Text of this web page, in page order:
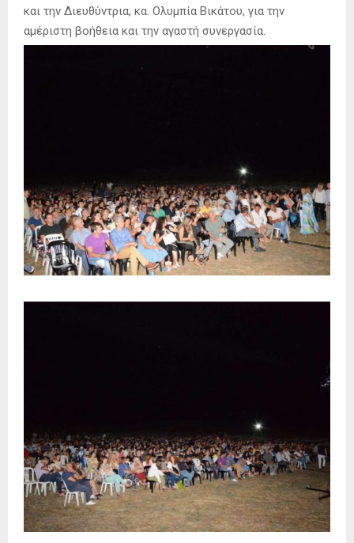
και την Διευθύντρια, κα. Ολυμπία Βικάτου, για την
αμέριστη βοήθεια και την αγαστή συνεργασία.